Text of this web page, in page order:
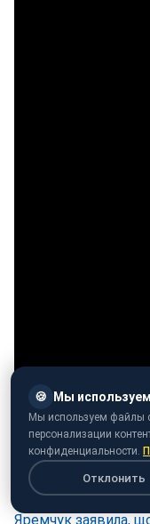
Відео: Ivan NAVI у
Нагадаємо,
Яремчук заявила,
🍪 Мы
Мы используем файлы
персонализации
конфиденциальности.
Отклонить